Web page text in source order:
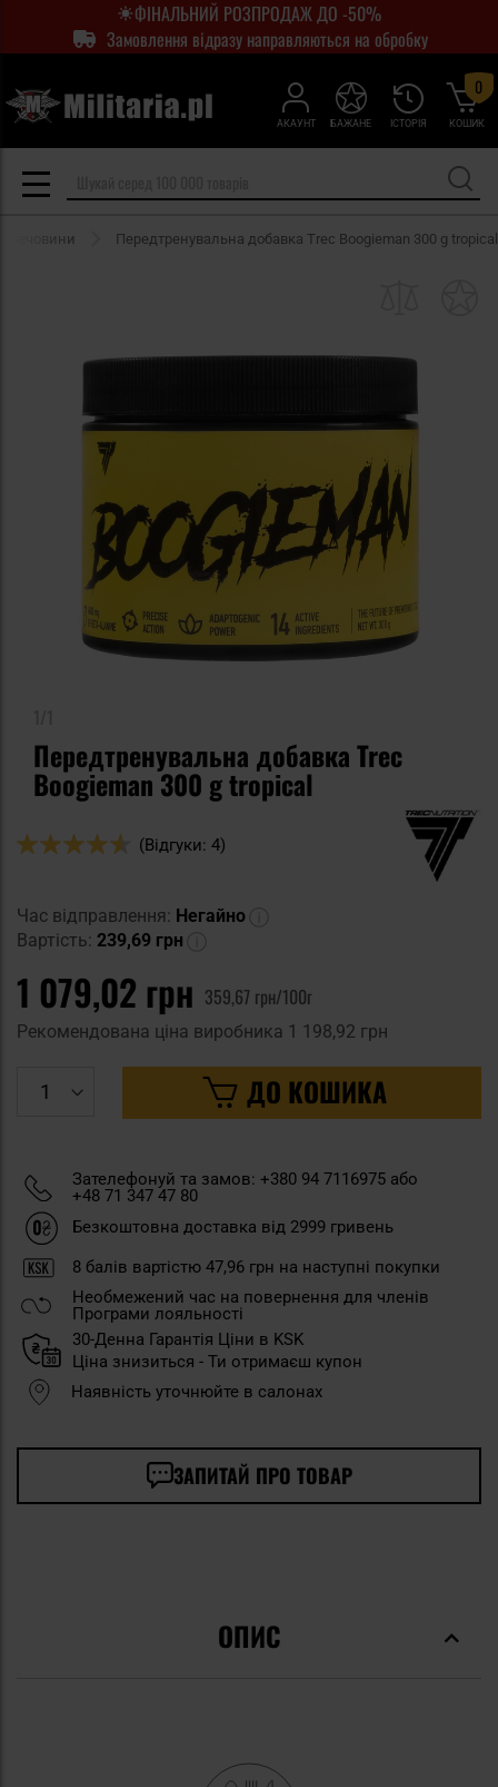
ФІНАЛЬНИЙ РОЗПРОДАЖ ДО -50%
Замовлення відразу направляються на обробку
АКАУНТ ІСТОРІЯ
БАЖАНЕ КОШИК
0
речовини Передтренувальна добавка Trec Boogieman 300 g tropical
Передтренувальна добавка Trec
Boogieman 300 g tropical
Оцінка:
(Відгуки: 4)
Час відправлення: Негайно
Вартість: 239,69 грн
1 079,02 грн 359,67 грн/100г
Рекомендована ціна виробника 1 198,92 грн
ДО КОШИКА
Зателефонуй та замов: +380 94 7116975 або
+48 71 347 47 80
Безкоштовна доставка від 2999 гривень
8 балів вартістю 47,96 грн на наступні покупки
Необмежений час на повернення для членів
Програми лояльності
30-Денна Гарантія Ціни в KSK
Ціна знизиться - Ти отримаєш купон
Наявність уточнюйте в салонах
ЗАПИТАЙ ПРО ТОВАР
ОПИС